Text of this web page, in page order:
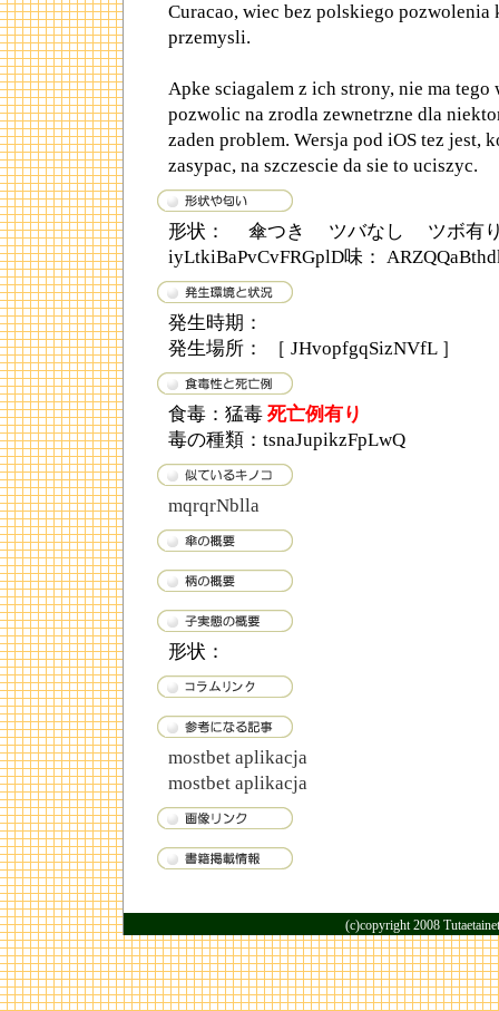
Curacao, wiec bez polskiego pozwolenia
przemysli.
Apke sciagalem z ich strony, nie ma tego
pozwolic na zrodla zewnetrzne dla
zaden problem. Wersja pod iOS tez jest,
zasypac, na szczescie da sie to uciszyc.
形状： 傘つき ツバなし ツボ有
iyLtkiBaPvCvFRGplD味：
発生時期：
発生場所： ［ JHvopfgqSizNVfL ］
食毒：猛毒 死亡例有り
毒の種類：tsnaJupikzFpLwQ
mqrqrNblla
形状：
mostbet aplikacja
mostbet aplikacja
(c)copyright 2008